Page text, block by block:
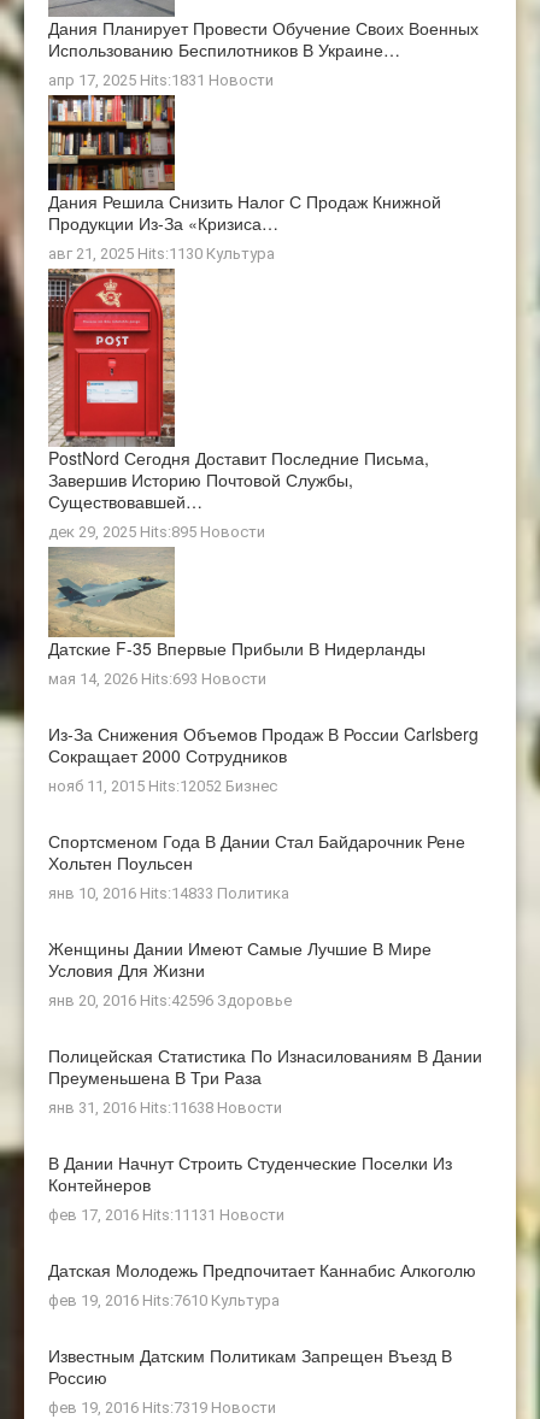
Дания Планирует Провести Обучение Своих Военных
Использованию Беспилотников В Украине…
апр 17, 2025 Hits:1831 Новости
Дания Решила Снизить Налог С Продаж Книжной
Продукции Из-За «кризиса…
авг 21, 2025 Hits:1130 Культура
PostNord Сегодня Доставит Последние Письма,
Завершив Историю Почтовой Службы,
Существовавшей…
дек 29, 2025 Hits:895 Новости
Датские F-35 Впервые Прибыли В Нидерланды
мая 14, 2026 Hits:693 Новости
Из-За Снижения Объемов Продаж В России Carlsberg
Сокращает 2000 Сотрудников
нояб 11, 2015 Hits:12052 Бизнес
Спортсменом Года В Дании Стал Байдарочник Рене
Хольтен Поульсен
янв 10, 2016 Hits:14833 Политика
Женщины Дании Имеют Самые Лучшие В Мире
Условия Для Жизни
янв 20, 2016 Hits:42596 Здоровье
Полицейская Статистика По Изнасилованиям В Дании
Преуменьшена В Три Раза
янв 31, 2016 Hits:11638 Новости
В Дании Начнут Строить Студенческие Поселки Из
Контейнеров
фев 17, 2016 Hits:11131 Новости
Датская Молодежь Предпочитает Каннабис Алкоголю
фев 19, 2016 Hits:7610 Культура
Известным Датским Политикам Запрещен Въезд В
Россию
фев 19, 2016 Hits:7319 Новости